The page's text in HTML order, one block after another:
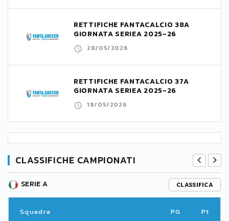
RETTIFICHE FANTACALCIO 38A
GIORNATA SERIEA 2025-26
28/05/2026
RETTIFICHE FANTACALCIO 37A
GIORNATA SERIEA 2025-26
18/05/2026
CLASSIFICHE CAMPIONATI
SERIE A CLASSIFICA
Squadra PG Pt